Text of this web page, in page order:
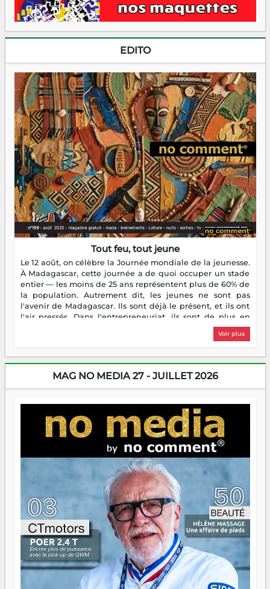
EDITO
Tout feu, tout jeune
Le 12 août, on célèbre la Journée mondiale de la jeunesse.
À Madagascar, cette journée a de quoi occuper un stade
entier — les moins de 25 ans représentent plus de 60% de
la population. Autrement dit, les jeunes ne sont pas
l'avenir de Madagascar. Ils sont déjà le présent, et ils ont
l'air pressés. Dans l'entrepreneuriat, ils sont de plus en
plus nombreux à se lancer, à créer, à risquer — souvent
sans filet, souvent sans aide, mais toujours avec cette
dorment vraiment la nuit. En culture, les nouvelles sont
encore meilleures. Aina Rasamoelina vient de décrocher le
Prix RFI Instrumental Afrique. Miangaly Elia rafle le Prix
jeunes qui tiennent la torche. Alors oui, on pourrait
s'arrêter là, applaudir et rentrer chez soi satisfait. Mais ce
serait passer à côté d'une chose essentielle. La fougue, ça
brûle fort — et parfois, ça brûle vite. Une flamme sans
direction peut éclairer autant qu'elle peut consumer. C'est
là que les aînés entrent en scène — pas pour reprendre le
gouvernail, mais pour montrer où sont les récifs. Les jeunes
ont la force, les vieux ont l'expérience, comme on dit. Ce
n'est pas un combat de générations — c'est une question
d'équipage. Partagez vos réussites, mais aussi vos échecs.
Surtout vos échecs, d'ailleurs — ils enseignent mieux que
n'importe quel manuel. À Madagascar, la barque avance.
Il faut juste s'assurer que tout le monde rame dans le
même sens.
Voir plus
MAG NO MEDIA 27 - JUILLET 2026